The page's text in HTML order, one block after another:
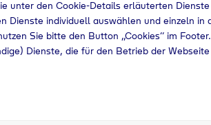
unter den Cookie-Details erläuterten Dienste
Dienste individuell auswählen und einzeln in
Sie bitte den Button „Cookies“ im Footer.
Dienste, die für den Betrieb der Webseite